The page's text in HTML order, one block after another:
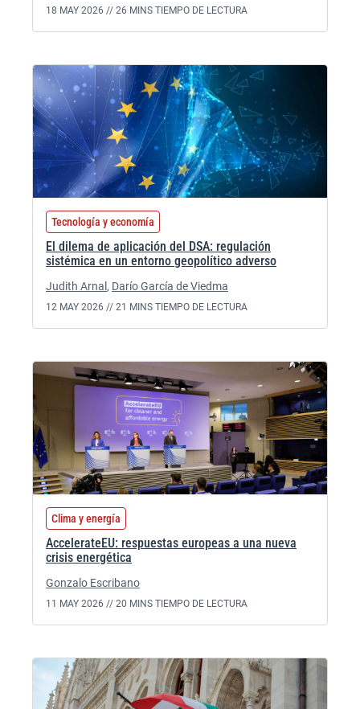
18 MAY 2026 // 26 MINS TIEMPO DE LECTURA
Tecnología y economía
El dilema de aplicación del DSA: regulación
sistémica en un entorno geopolítico adverso
Judith Arnal , Darío García de Viedma
12 MAY 2026 // 21 MINS TIEMPO DE LECTURA
Clima y energía
AccelerateEU: respuestas europeas a una nueva
crisis energética
Gonzalo Escribano
11 MAY 2026 // 20 MINS TIEMPO DE LECTURA